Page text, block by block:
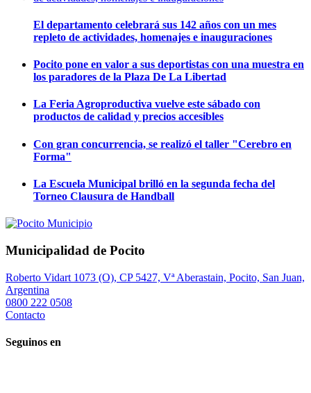
El departamento celebrará sus 142 años con un mes
repleto de actividades, homenajes e inauguraciones
Pocito pone en valor a sus deportistas con una muestra en
los paradores de la Plaza De La Libertad
La Feria Agroproductiva vuelve este sábado con
productos de calidad y precios accesibles
Con gran concurrencia, se realizó el taller "Cerebro en
Forma"
La Escuela Municipal brilló en la segunda fecha del
Torneo Clausura de Handball
Municipalidad de Pocito
Roberto Vidart 1073 (O), CP 5427, Vª Aberastain, Pocito, San Juan,
Argentina
0800 222 0508
Contacto
Seguinos en